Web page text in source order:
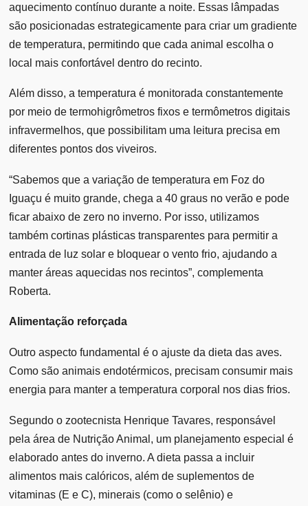
aquecimento contínuo durante a noite. Essas lâmpadas
são posicionadas estrategicamente para criar um gradiente
de temperatura, permitindo que cada animal escolha o
local mais confortável dentro do recinto.
Além disso, a temperatura é monitorada constantemente
por meio de termohigrômetros fixos e termômetros digitais
infravermelhos, que possibilitam uma leitura precisa em
diferentes pontos dos viveiros.
“Sabemos que a variação de temperatura em Foz do
Iguaçu é muito grande, chega a 40 graus no verão e pode
ficar abaixo de zero no inverno. Por isso, utilizamos
também cortinas plásticas transparentes para permitir a
entrada de luz solar e bloquear o vento frio, ajudando a
manter áreas aquecidas nos recintos”, complementa
Roberta.
Alimentação reforçada
Outro aspecto fundamental é o ajuste da dieta das aves.
Como são animais endotérmicos, precisam consumir mais
energia para manter a temperatura corporal nos dias frios.
Segundo o zootecnista Henrique Tavares, responsável
pela área de Nutrição Animal, um planejamento especial é
elaborado antes do inverno. A dieta passa a incluir
alimentos mais calóricos, além de suplementos de
vitaminas (E e C), minerais (como o selênio) e